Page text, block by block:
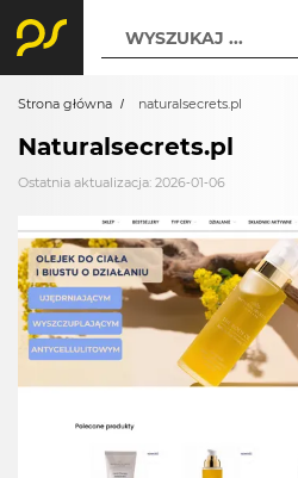
WYSZUKAJ ...
Strona główna naturalsecrets.pl
Naturalsecrets.pl
Ostatnia aktualizacja: 2026-01-06